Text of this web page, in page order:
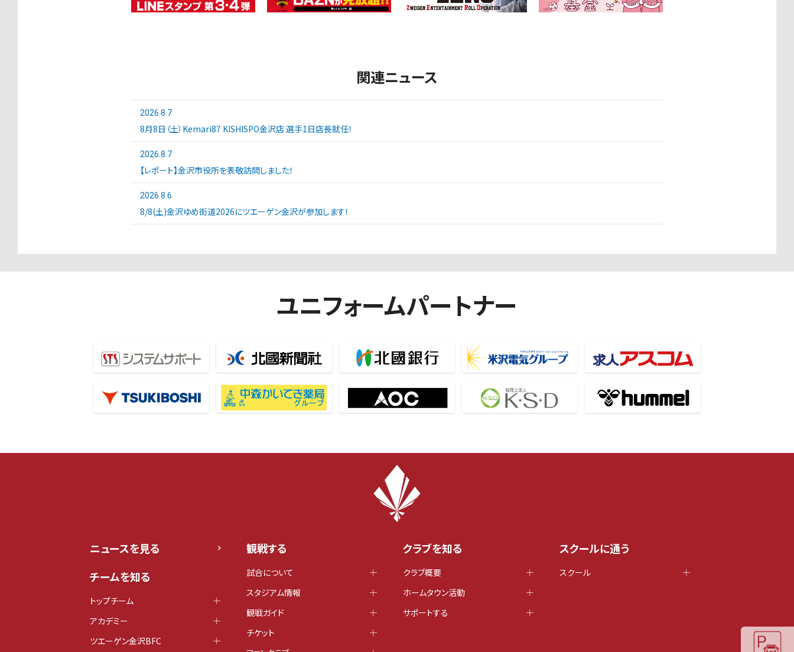
関連ニュース
2026.8.7
8月8日（土）Kemari87 KISHISPO金沢店 選手1日店長就任！
2026.8.7
【レポート】金沢市役所を表敬訪問しました！
2026.8.6
8/8(土)金沢ゆめ街道2026にツエーゲン金沢が参加します！
ユニフォームパートナー
ニュースを見る
チームを知る
トップチーム
アカデミー
ツエーゲン金沢BFC
観戦する
試合について
スタジアム情報
観戦ガイド
チケット
クラブを知る
クラブ概要
ホームタウン活動
サポートする
スクールに通う
スクール